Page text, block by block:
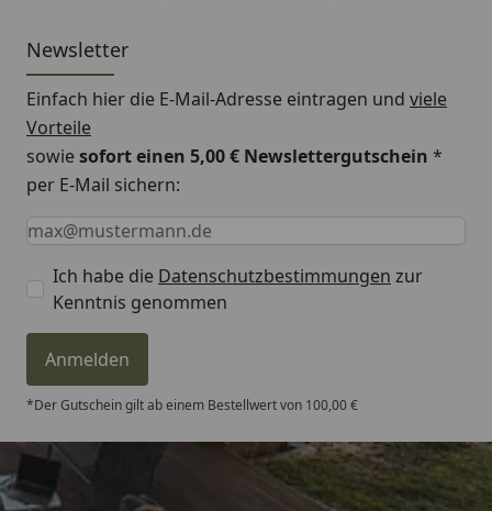
Newsletter
Einfach hier die E-Mail-Adresse eintragen und viele
Vorteile
sowiesofort einen 5,00 € Newslettergutschein *
per E-Mail sichern:
Keine Eingabe erforderlich
Eingabe erforderlich
E-Mail *
Ich habe die Datenschutzbestimmungen zur
Kenntnis genommen
Anmelden
*Der Gutschein gilt ab einem Bestellwert von 100,00 €